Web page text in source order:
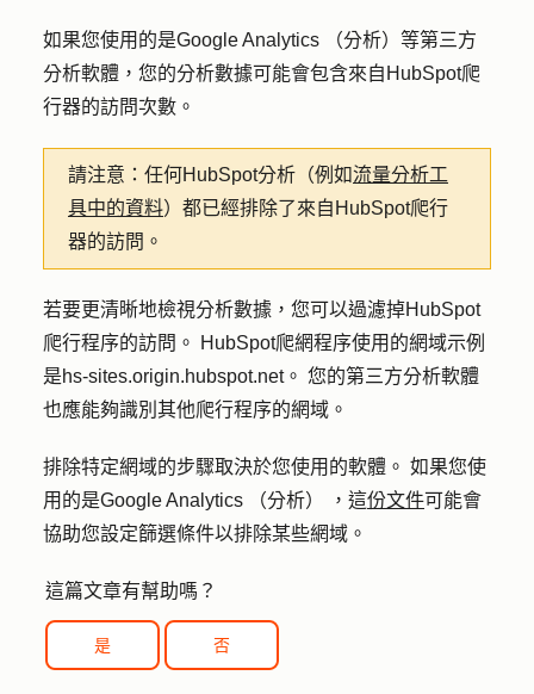
如果您使用的是Google Analytics （分析）等第三方
分析軟體，您的分析數據可能會包含來自HubSpot爬
行器的訪問次數。
請注意：任何HubSpot分析（例如流量分析工
具中的資料）都已經排除了來自HubSpot爬行
器的訪問。
若要更清晰地檢視分析數據，您可以過濾掉HubSpot
爬行程序的訪問。 HubSpot爬網程序使用的網域示例
是hs-sites.origin.hubspot.net。 您的第三方分析軟體
也應能夠識別其他爬行程序的網域。
排除特定網域的步驟取決於您使用的軟體。 如果您使
用的是Google Analytics （分析） ，這份文件可能會
協助您設定篩選條件以排除某些網域。
這篇文章有幫助嗎？
是 否